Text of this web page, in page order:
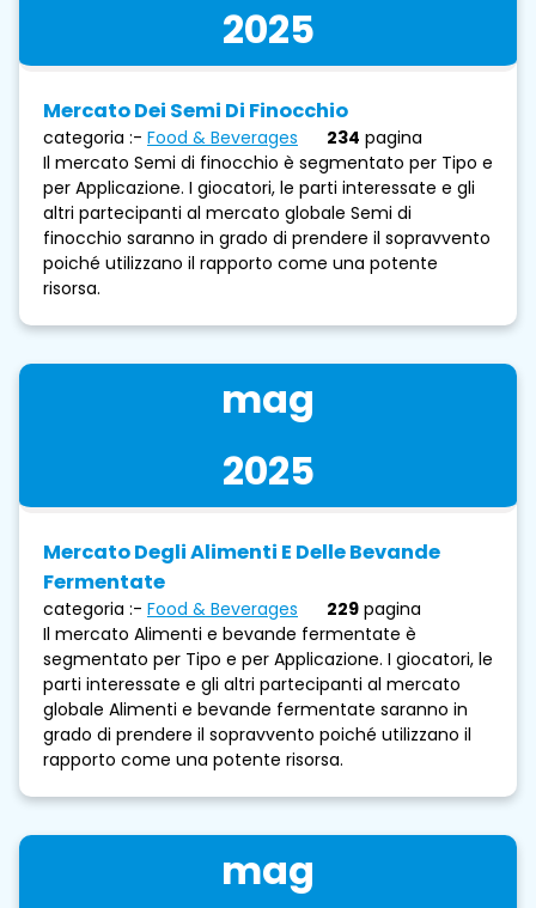
2025
Mercato Dei Semi Di Finocchio
categoria :- Food & Beverages 234 pagina
Il mercato Semi di finocchio è segmentato per Tipo e
per Applicazione. I giocatori, le parti interessate e gli
altri partecipanti al mercato globale Semi di
finocchio saranno in grado di prendere il sopravvento
poiché utilizzano il rapporto come una potente
risorsa.
mag
2025
Mercato Degli Alimenti E Delle Bevande
Fermentate
categoria :- Food & Beverages 229 pagina
Il mercato Alimenti e bevande fermentate è
segmentato per Tipo e per Applicazione. I giocatori, le
parti interessate e gli altri partecipanti al mercato
globale Alimenti e bevande fermentate saranno in
grado di prendere il sopravvento poiché utilizzano il
rapporto come una potente risorsa.
mag